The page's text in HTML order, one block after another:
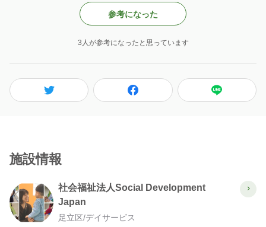
参考になった
3人が参考になったと思っています
施設情報
社会福祉法人Social Development
Japan
足立区/デイサービス